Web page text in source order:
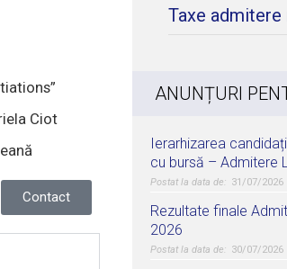
Ciot
Contact
Taxe admitere
ANUNȚURI
Ierarhizarea
cu bursă – Admitere
31/07/2026
Rezultate finale
2026
30/07/2026